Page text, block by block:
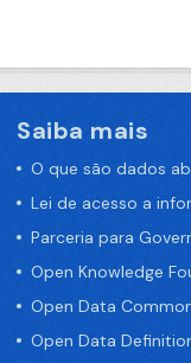
Saiba mais
O que são dados
Lei de acesso a
Parceria para
Open Knowledge
Open Data
Open Data